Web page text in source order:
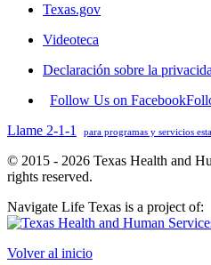
Texas.gov
Videoteca
Declaración sobre la
Follow Us on Facebook
Llame 2-1-1
para programas y servicios
© 2015 - 2026 Texas Health and
rights reserved.
Navigate Life Texas is a project of:
Volver al inicio